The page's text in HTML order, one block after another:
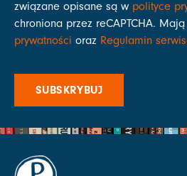
związane opisane są w polityce
chroniona przez reCAPTCHA.
prywatności oraz Regulamin
SUBSKRYBUJ